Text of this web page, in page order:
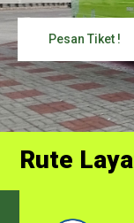
Pesan Tiket !
Rute